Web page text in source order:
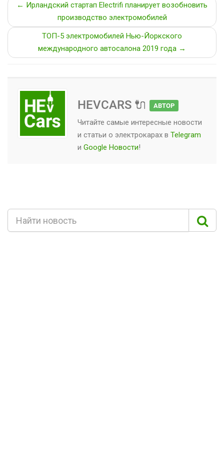
← Ирландский стартап Electrifi планирует возобновить
производство электромобилей
ТОП-5 электромобилей Нью-Йоркского
международного автосалона 2019 года →
HEVCARS 🔌 АВТОР
Читайте самые интересные новости
и статьи о электрокарах в Telegram
и Google Новости!